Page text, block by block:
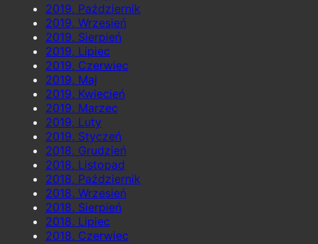
2019, Październik
2019, Wrzesień
2019, Sierpień
2019, Lipiec
2019, Czerwiec
2019, Maj
2019, Kwiecień
2019, Marzec
2019, Luty
2019, Styczeń
2018, Grudzień
2018, Listopad
2018, Październik
2018, Wrzesień
2018, Sierpień
2018, Lipiec
2018, Czerwiec